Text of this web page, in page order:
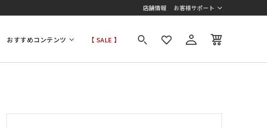
店舗情報 お客様サポート
おすすめコンテンツ 【 SALE 】